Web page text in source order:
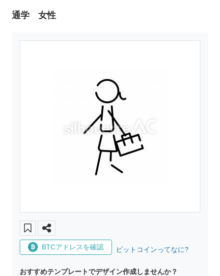
通学 女性
BTCアドレスを確認 ビットコインってなに?
おすすめテンプレートでデザイン作成しませんか？